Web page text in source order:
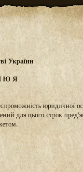
України
ЮЯ
юридичної
для цього строк